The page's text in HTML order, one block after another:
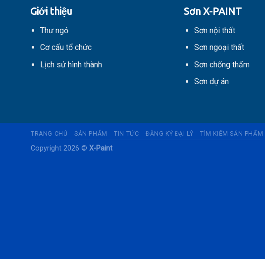
Giới thiệu
Thư ngỏ
Cơ cấu tổ chức
Lịch sử hình thành
Sơn X-PAINT
Sơn nội thất
Sơn ngoại thất
Sơn chống thấm
Sơn dự án
TRANG CHỦ SẢN PHẨM TIN TỨC ĐĂNG KÝ ĐẠI LÝ TÌM KIẾM SẢN PHẨM
Copyright 2026 © X-Paint